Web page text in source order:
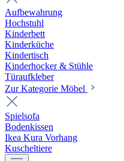
Aufbewahrung
Hochstuhl
Kinderbett
Kinderküche
Kindertisch
Kinderhocker & Stühle
Türaufkleber
Zur Kategorie Möbel
Spielsofa
Bodenkissen
Ikea Kura Vorhang
Kuscheltiere